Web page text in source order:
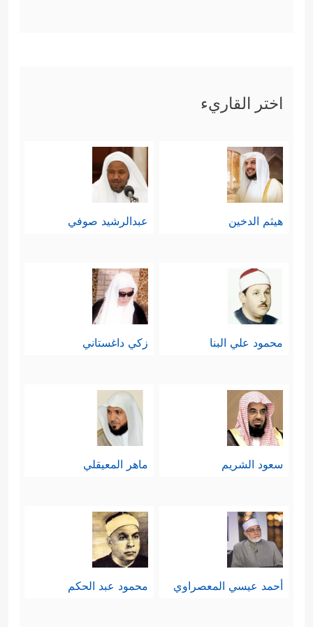
اختر القاريء
هيثم الدخين عبدالرشيد صوفي
محمود علي البنا زكي داغستاني
سعود الشريم ماهر المعيقلي
أحمد عيسي المعصراوي محمود عبد الحكم